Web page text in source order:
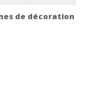
de décoration